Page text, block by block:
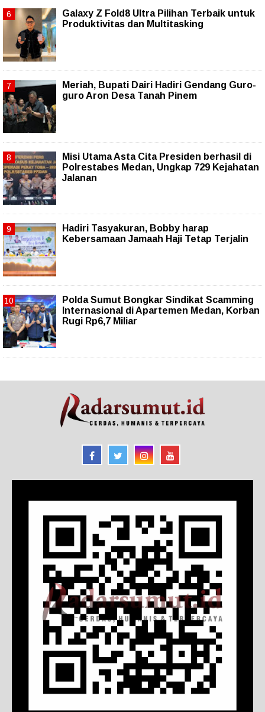
Galaxy Z Fold8 Ultra Pilihan Terbaik untuk
Produktivitas dan Multitasking
Meriah, Bupati Dairi Hadiri Gendang Guro-
guro Aron Desa Tanah Pinem
Misi Utama Asta Cita Presiden berhasil di
Polrestabes Medan, Ungkap 729 Kejahatan
Jalanan
Hadiri Tasyakuran, Bobby harap
Kebersamaan Jamaah Haji Tetap Terjalin
Polda Sumut Bongkar Sindikat Scamming
Internasional di Apartemen Medan, Korban
Rugi Rp6,7 Miliar